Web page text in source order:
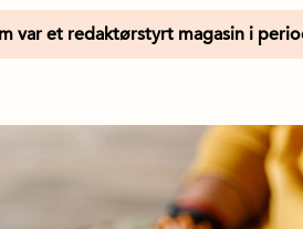
var et redaktørstyrt magasin i